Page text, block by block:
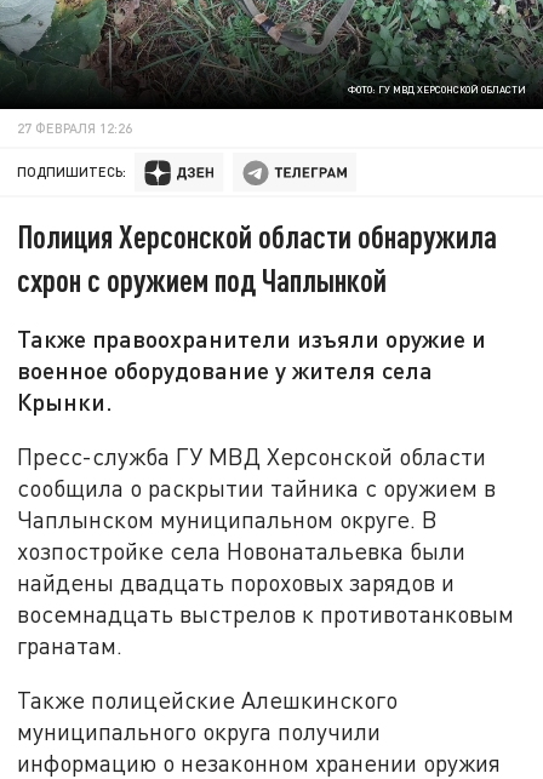
ФОТО: ГУ МВД ХЕРСОНСКОЙ ОБЛАСТИ
27 ФЕВРАЛЯ 12:26
ПОДПИШИТЕСЬ:
Полиция Херсонской области обнаружила
схрон с оружием под Чаплынкой
Также правоохранители изъяли оружие и
военное оборудование у жителя села
Крынки.
Пресс-служба ГУ МВД Херсонской области
сообщила о раскрытии тайника с оружием в
Чаплынском муниципальном округе. В
хозпостройке села Новонатальевка были
найдены двадцать пороховых зарядов и
восемнадцать выстрелов к противотанковым
гранатам.
Также полицейские Алешкинского
муниципального округа получили
информацию о незаконном хранении оружия